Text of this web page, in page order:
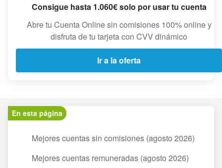
Consigue hasta 1.060€ solo por usar tu cuenta
Abre tu Cuenta Online sin comisiones 100% online y
disfruta de tu tarjeta con CVV dinámico
Ir a la oferta
En esta página
Mejores cuentas sin comisiones (agosto 2026)
Mejores cuentas remuneradas (agosto 2026)